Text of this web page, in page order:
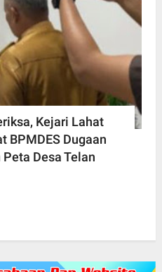
Kejari Lahat
BPMDES Dugaan
Desa Telan